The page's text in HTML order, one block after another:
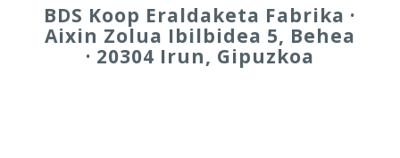
BDS Koop Eraldaketa Fabrika ·
Aixin Zolua Ibilbidea 5, Behea
· 20304 Irun, Gipuzkoa